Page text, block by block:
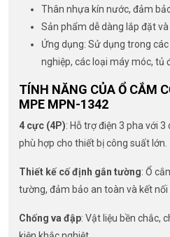
Thân nhựa kín nước, đảm
Sản phẩm dễ dàng lắp đặt
Ứng dụng: Sử dụng trong
nghiệp, các loại máy móc, tủ
TÍNH NĂNG CỦA Ổ CẮM
MPE MPN-1342
4 cực (4P): Hỗ trợ điện 3 pha với
phù hợp cho thiết bị công suất lớn.
Thiết kế cố định gắn tường: Ổ
tường, đảm bảo an toàn và kết nối
Chống va đập: Vật liệu bền chắc,